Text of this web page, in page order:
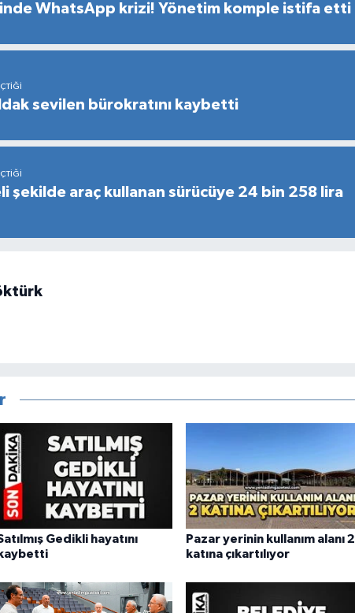
WhatsApp krizi! Yönetim komple istifa etti
sevilen bürokratını kaybetti
şekilde araç kullanan sürücüye 24 bin 258 lira
Gedikli hayatını
kaybetti
Pazar yerinin kullanım alanı 2
katına çıkartılıyor